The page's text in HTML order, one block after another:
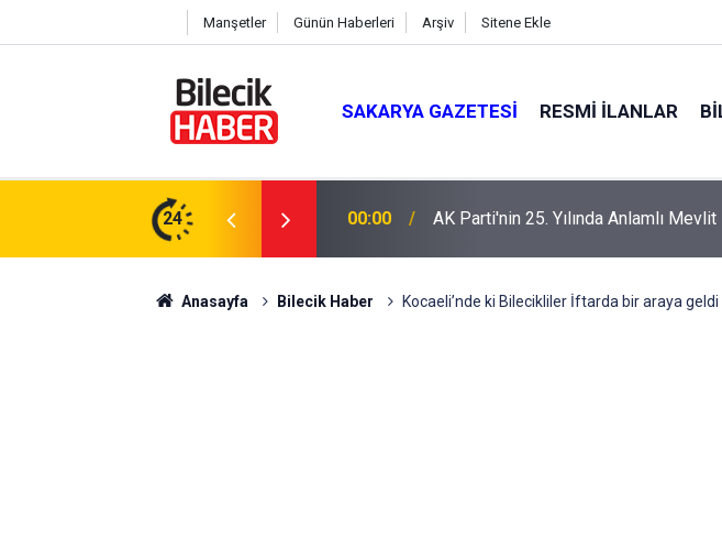
Manşetler Günün Haberleri Arşiv Sitene Ekle
SAKARYA GAZETESI RESMI İLANLAR
24 16:04 Saman balyaları küle döndü
Anasayfa Bilecik Haber Kocaeli’nde ki Bilecikliler İftarda bir araya geldi